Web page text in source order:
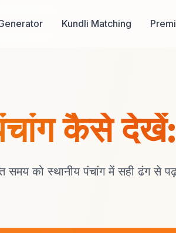
Kundli Matching
कैसे देखें:
समय को स्थानीय पंचांग में सही ढंग से